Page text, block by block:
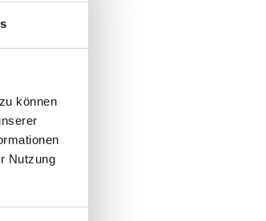
können
Nutzung